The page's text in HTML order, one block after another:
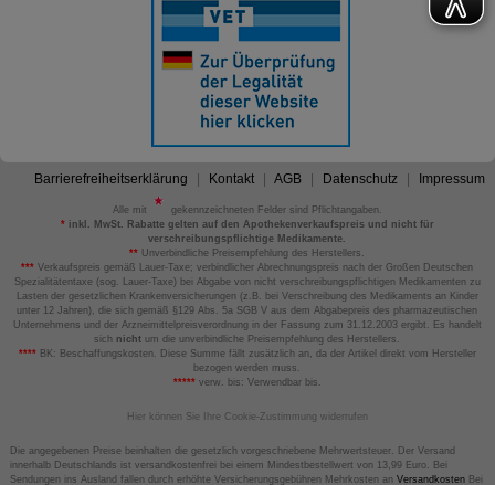
Barrierefreiheitserklärung Kontakt AGB Datenschutz Impressum
Alle mit
gekennzeichneten Felder sind Pflichtangaben.
*inkl. MwSt. Rabatte gelten auf den Apothekenverkaufspreis und nicht für
verschreibungspflichtige Medikamente.
** Unverbindliche Preisempfehlung des Herstellers.
*** Verkaufspreis gemäß Lauer-Taxe; verbindlicher Abrechnungspreis nach der Großen Deutschen
Spezialitätentaxe (sog. Lauer-Taxe) bei Abgabe von nicht verschreibungspflichtigen Medikamenten zu
Lasten der gesetzlichen Krankenversicherungen (z.B. bei Verschreibung des Medikaments an Kinder
unter 12 Jahren), die sich gemäß §129 Abs. 5a SGB V aus dem Abgabepreis des pharmazeutischen
Unternehmens und der Arzneimittelpreisverordnung in der Fassung zum 31.12.2003 ergibt. Es handelt
sich nicht um die unverbindliche Preisempfehlung des Herstellers.
****BK: Beschaffungskosten. Diese Summe fällt zusätzlich an, da der Artikel direkt vom Hersteller
bezogen werden muss.
*****verw. bis: Verwendbar bis.
Hier können Sie Ihre Cookie-Zustimmung widerrufen
Die angegebenen Preise beinhalten die gesetzlich vorgeschriebene Mehrwertsteuer. Der Versand
innerhalb Deutschlands ist versandkostenfrei bei einem Mindestbestellwert von 13,99 Euro. Bei
Sendungen ins Ausland fallen durch erhöhte Versicherungsgebühren Mehrkosten an VersandkostenBei